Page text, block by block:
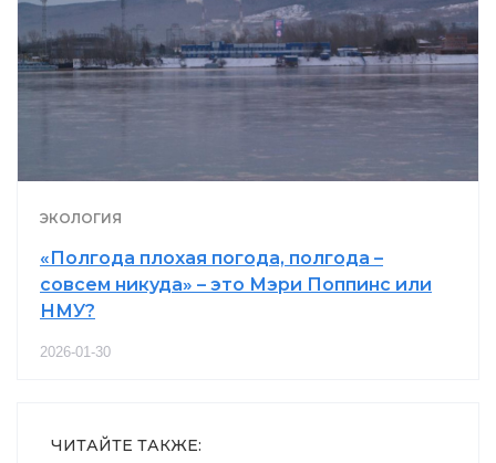
ЭКОЛОГИЯ
«Полгода плохая погода, полгода –
совсем никуда» – это Мэри Поппинс или
НМУ?
2026-01-30
ЧИТАЙТЕ ТАКЖЕ: